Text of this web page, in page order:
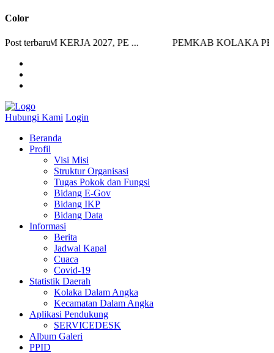
Color
Post terbaruKERJA 2027, PE ... PEMKAB KOLAKA
Hubungi Kami Login
Beranda
Profil
Visi Misi
Struktur Organisasi
Tugas Pokok dan Fungsi
Bidang E-Gov
Bidang IKP
Bidang Data
Informasi
Berita
Jadwal Kapal
Cuaca
Covid-19
Statistik Daerah
Kolaka Dalam Angka
Kecamatan Dalam Angka
Aplikasi Pendukung
SERVICEDESK
Album Galeri
PPID